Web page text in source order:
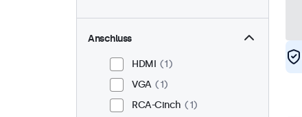
Anschluss
HDMI
1
VGA
1
RCA-Cinch
1